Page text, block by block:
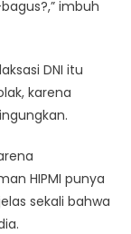
imbuh
DNI itu
karena
HIPMI punya
sekali bahwa